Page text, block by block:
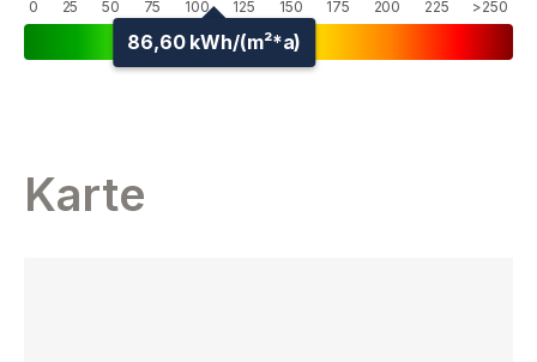
0 25 50 75 100 125 150 175 200 225 >250
86,60 kWh/(m²*a)
Karte